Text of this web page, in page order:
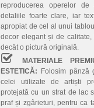
reproducerea operelor de
detaliile foarte clare, iar
apropiat de cel al unui
decor elegant și de
decât o pictură originală.
MATERIALE
ESTETICĂ: Folosim pânză
celei utilizate de artiști
protejată cu un strat de lac
praf și zgârieturi, pentru ca